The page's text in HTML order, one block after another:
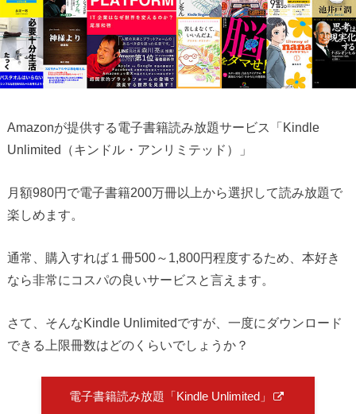
Amazonが提供する電子書籍読み放題サービス「Kindle
Unlimited（キンドル・アンリミテッド）」
月額980円で電子書籍200万冊以上から選択して読み放題で
楽しめます。
通常、購入すれば１冊500～1,800円程度するため、本好き
なら非常にコスパの良いサービスと言えます。
さて、そんなKindle Unlimitedですが、一度にダウンロード
できる上限冊数はどのくらいでしょうか？
電子書籍読み放題「Kindle Unlimited」